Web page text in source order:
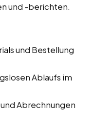
und -berichten.
und Bestellung
Ablaufs im
Abrechnungen